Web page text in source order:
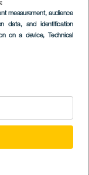
measurement, audience
data, and identification
on a device, Technical